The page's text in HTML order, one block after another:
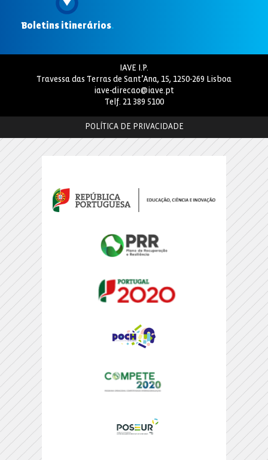
Boletins itinerários.
IAVE I.P.
Travessa das Terras de Sant’Ana, 15, 1250-269 Lisboa
iave-direcao@iave.pt
Telf. 21 389 5100
POLÍTICA DE PRIVACIDADE